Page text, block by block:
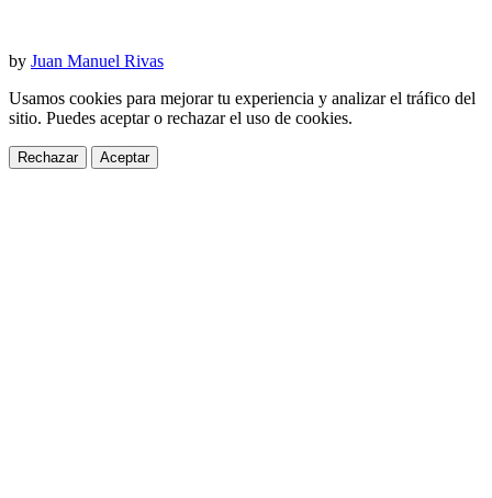
by Juan Manuel Rivas
Usamos cookies para mejorar tu experiencia y analizar el tráfico del
sitio. Puedes aceptar o rechazar el uso de cookies.
Rechazar Aceptar